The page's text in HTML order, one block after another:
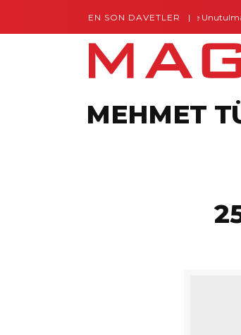
EN SON DAVETLERGaziantep’te Unutulmaz
MEHMET